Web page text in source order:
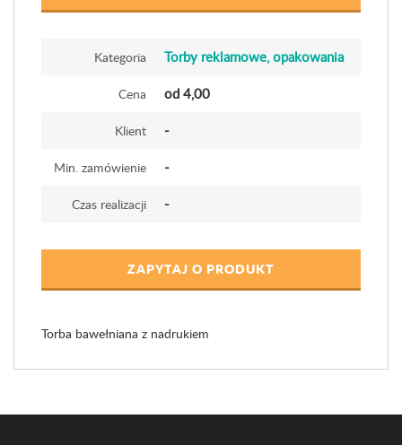
Kategoria Torby reklamowe, opakowania
Cena od 4,00
Klient -
Min. zamówienie -
Czas realizacji -
ZAPYTAJ O PRODUKT
Torba bawełniana z nadrukiem